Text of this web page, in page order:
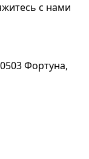
с нами
Фортуна,